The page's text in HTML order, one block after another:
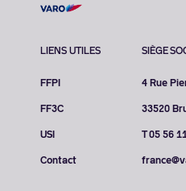
LIENS UTILES
FFPI
FF3C
USI
Contact
SIÈGE
4 Rue
33520
T 05 56